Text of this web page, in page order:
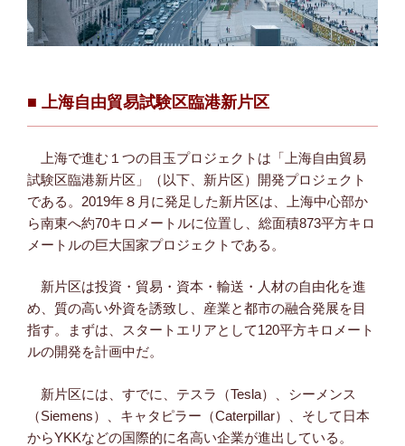
■ 上海自由貿易試験区臨港新片区
上海で進む１つの目玉プロジェクトは「上海自由貿易
試験区臨港新片区」（以下、新片区）開発プロジェクト
である。2019年８月に発足した新片区は、上海中心部か
ら南東へ約70キロメートルに位置し、総面積873平方キロ
メートルの巨大国家プロジェクトである。
新片区は投資・貿易・資本・輸送・人材の自由化を進
め、質の高い外資を誘致し、産業と都市の融合発展を目
指す。まずは、スタートエリアとして120平方キロメート
ルの開発を計画中だ。
新片区には、すでに、テスラ（Tesla）、シーメンス
（Siemens）、キャタピラー（Caterpillar）、そして日本
からYKKなどの国際的に名高い企業が進出している。